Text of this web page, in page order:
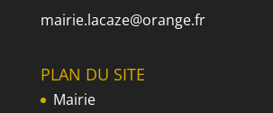
mairie.lacaze@orange.fr
PLAN DU SITE
Mairie